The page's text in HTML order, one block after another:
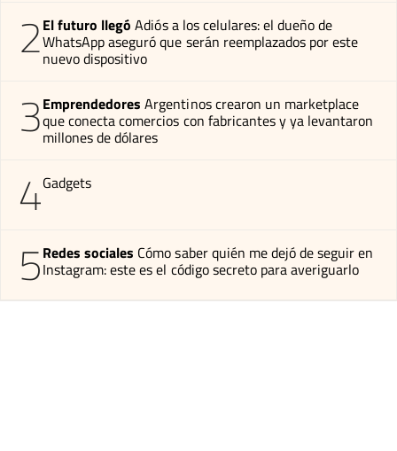
2El futuro llegó Adiós a los celulares: el dueño de
WhatsApp aseguró que serán reemplazados por este
nuevo dispositivo
3Emprendedores Argentinos crearon un marketplace
que conecta comercios con fabricantes y ya levantaron
millones de dólares
4Gadgets
5Redes sociales Cómo saber quién me dejó de seguir en
Instagram: este es el código secreto para averiguarlo